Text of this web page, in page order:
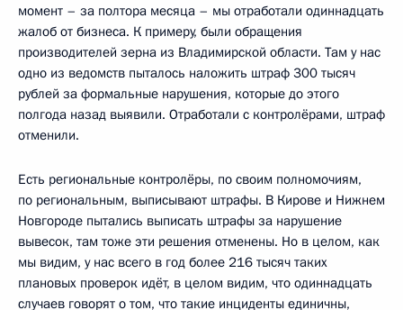
момент – за полтора месяца – мы отработали одиннадцать
жалоб от бизнеса. К примеру, были обращения
производителей зерна из Владимирской области. Там у нас
одно из ведомств пыталось наложить штраф 300 тысяч
рублей за формальные нарушения, которые до этого
полгода назад выявили. Отработали с контролёрами, штраф
отменили.
Есть региональные контролёры, по своим полномочиям,
по региональным, выписывают штрафы. В Кирове и Нижнем
Новгороде пытались выписать штрафы за нарушение
вывесок, там тоже эти решения отменены. Но в целом, как
мы видим, у нас всего в год более 216 тысяч таких
плановых проверок идёт, в целом видим, что одиннадцать
случаев говорят о том, что такие инциденты единичны,